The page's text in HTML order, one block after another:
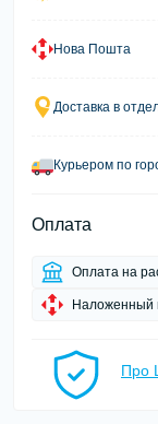
Нова Пошта
Доставка в
Курьером по
Оплата
Оплата на
Наложенный
Про